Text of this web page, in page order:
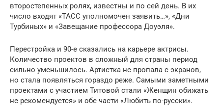
второстепенных ролях, известны и по сей день. В их
число входят «ТАСС уполномочен заявить…», «Дни
Турбиных» и «Завещание профессора Доуэля».
Перестройка и 90-е сказались на карьере актрисы.
Количество проектов в сложный для страны период
сильно уменьшилось. Артистка не пропала с экранов,
но стала появляться гораздо реже. Самыми заметными
проектами с участием Титовой стали «Женщин обижать
не рекомендуется» и обе части «Любить по-русски».